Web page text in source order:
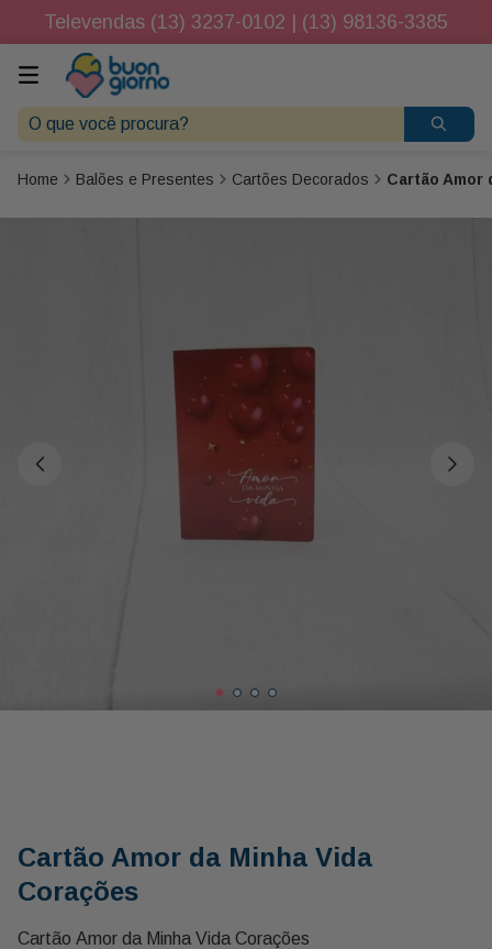
Televendas (13) 3237-0102 | (13) 98136-3385
O que você procura?
Balões e Presentes Cartões Decorados Cartão Amor
Cartão Amor da Minha Vida
Corações
Cartão Amor da Minha Vida Corações